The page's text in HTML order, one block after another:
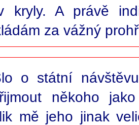
kryly. A právě
za vážný
o státní
někoho
mě jeho jinak